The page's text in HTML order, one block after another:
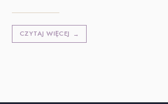
CZYTAJ WIĘCEJ →